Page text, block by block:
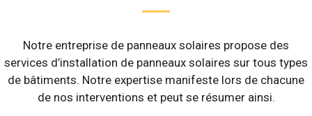
Notre entreprise de panneaux solaires propose des
services d’installation de panneaux solaires sur tous types
de bâtiments. Notre expertise manifeste lors de chacune
de nos interventions et peut se résumer ainsi.